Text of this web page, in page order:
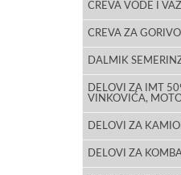
CREVA VODE I
CREVA ZA GORIVO
DALMIK
DELOVI ZA IMT
VINKOVIĆA,
DELOVI ZA
DELOVI ZA